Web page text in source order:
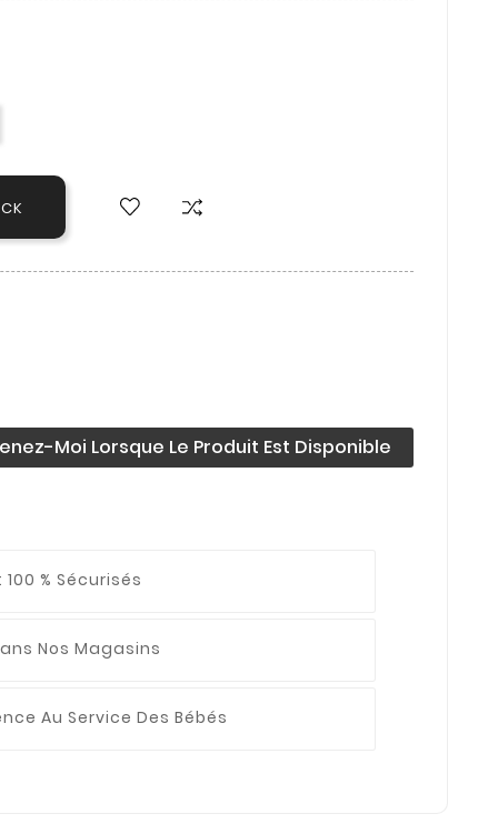
Moi Lorsque Le Produit Est Disponible
100 % Sécurisés
Nos Magasins
Au Service Des Bébés